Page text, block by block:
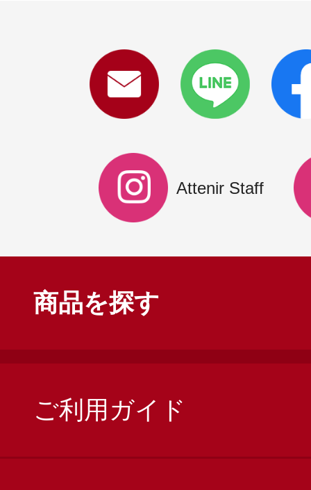
Attenir Staff
商品を探す
ご利用ガイド